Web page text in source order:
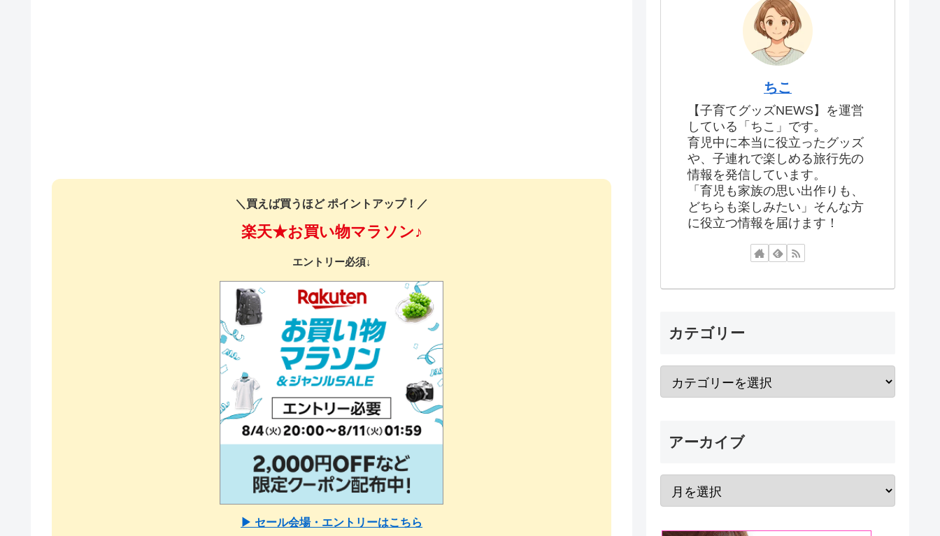
＼買えば買うほど ポイントアップ！／
楽天★お買い物マラソン♪
エントリー必須↓
▶ セール会場・エントリーはこちら
ちこ
【子育てグッズNEWS】を運営
している「ちこ」です。
育児中に本当に役立ったグッズ
や、子連れで楽しめる旅行先の
情報を発信しています。
「育児も家族の思い出作りも、
どちらも楽しみたい」そんな方
に役立つ情報を届けます！
カテゴリー
アーカイブ